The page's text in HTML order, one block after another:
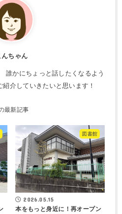
んちゃん
誰かにちょっと話したくなるよう
介していきたいと思います！
図書館
2026.05.15
本をもっと身近に！再オープン